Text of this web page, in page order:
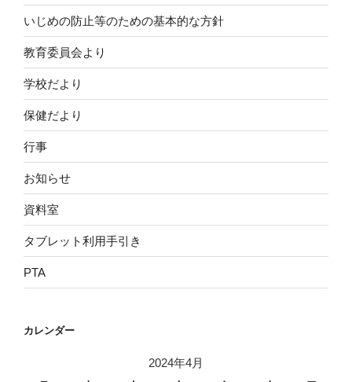
いじめの防止等のための基本的な方針
教育委員会より
学校だより
保健だより
行事
お知らせ
資料室
タブレット利用手引き
PTA
カレンダー
2024年4月